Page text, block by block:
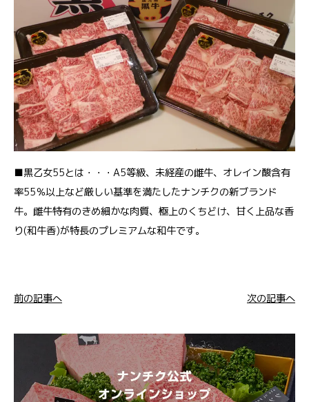
■黒乙女55とは・・・A5等級、未経産の雌牛、オレイン酸含有
率55％以上など厳しい基準を満たしたナンチクの新ブランド
牛。雌牛特有のきめ細かな肉質、極上のくちどけ、甘く上品な香
り(和牛香)が特長のプレミアムな和牛です。
前の記事へ 次の記事へ